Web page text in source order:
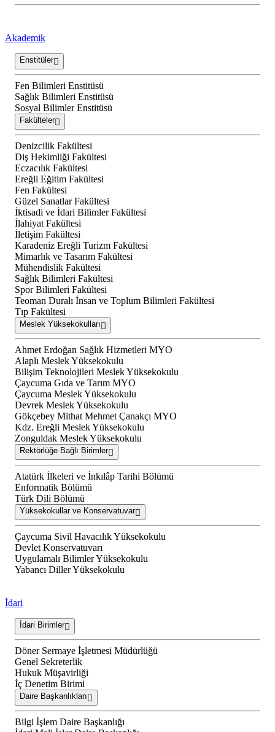
Akademik
Enstitüler
Fen Bilimleri Enstitüsü
Sağlık Bilimleri Enstitüsü
Sosyal Bilimler Enstitüsü
Fakülteler
Denizcilik Fakültesi
Diş Hekimliği Fakültesi
Eczacılık Fakültesi
Ereğli Eğitim Fakültesi
Fen Fakültesi
Güzel Sanatlar Fakültesi
İktisadi ve İdari Bilimler Fakültesi
İlahiyat Fakültesi
İletişim Fakültesi
Karadeniz Ereğli Turizm Fakültesi
Mimarlık ve Tasarım Fakültesi
Mühendislik Fakültesi
Sağlık Bilimleri Fakültesi
Spor Bilimleri Fakültesi
Teoman Duralı İnsan ve Toplum Bilimleri Fakültesi
Tıp Fakültesi
Meslek Yüksekokulları
Ahmet Erdoğan Sağlık Hizmetleri MYO
Alaplı Meslek Yüksekokulu
Bilişim Teknolojileri Meslek Yüksekokulu
Çaycuma Gıda ve Tarım MYO
Çaycuma Meslek Yüksekokulu
Devrek Meslek Yüksekokulu
Gökçebey Mithat Mehmet Çanakçı MYO
Kdz. Ereğli Meslek Yüksekokulu
Zonguldak Meslek Yüksekokulu
Rektörlüğe Bağlı Birimler
Atatürk İlkeleri ve İnkılâp Tarihi Bölümü
Enformatik Bölümü
Türk Dili Bölümü
Yüksekokullar ve Konservatuvar
Çaycuma Sivil Havacılık Yüksekokulu
Devlet Konservatuvarı
Uygulamalı Bilimler Yüksekokulu
Yabancı Diller Yüksekokulu
İdari
İdari Birimler
Döner Sermaye İşletmesi Müdürlüğü
Genel Sekreterlik
Hukuk Müşavirliği
İç Denetim Birimi
Daire Başkanlıkları
Bilgi İşlem Daire Başkanlığı